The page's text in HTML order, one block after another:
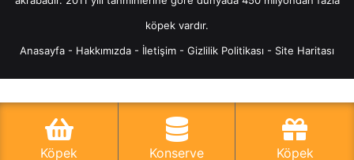
köpek vardır.
Anasayfa - Hakkımızda - İletişim - Gizlilik Politikası - Site Haritası
Köpek Konserve Köpek